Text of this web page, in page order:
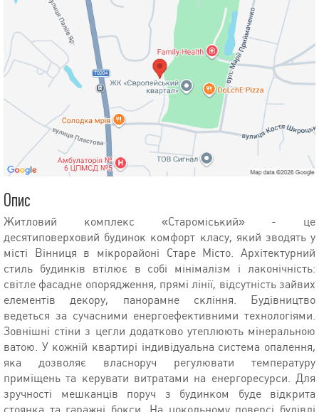
Опис
Житловий комплекс «Староміський» - це
десятиповерховий будинок комфорт класу, який зводять у
місті Вінниця в мікрорайоні Старе Місто. Архітектурний
стиль будинків втілює в собі мінімалізм і лаконічність:
світле фасадне опорядження, прямі лінії, відсутність зайвих
елементів декору, панорамне скління. Будівництво
ведеться за сучасними енергоефективними технологіями.
Зовнішні стіни з цегли додатково утеплюють мінеральною
ватою. У кожній квартирі індивідуальна система опалення,
яка дозволяє власноруч регулювати температуру
приміщень та керувати витратами на енергоресурси. Для
зручності мешканців поруч з будинком буде відкрита